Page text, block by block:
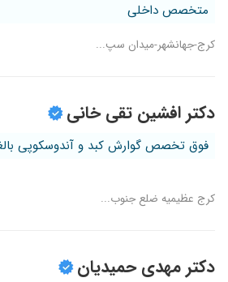
متخصص داخلی
کرج-جهانشهر-میدان سپ...
دکتر افشین تقی خانی
فوق تخصص گوارش کبد و آندوسکوپی
کرج عظیمیه ضلع جنوب...
دکتر مهدی حمیدیان